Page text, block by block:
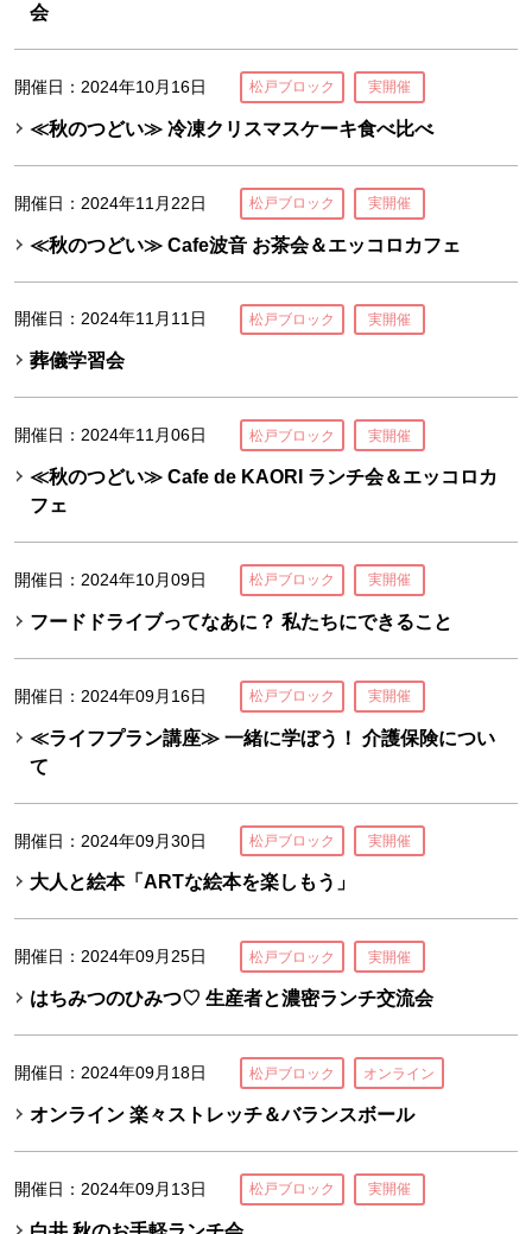
会
開催日：2024年10月16日 松戸ブロック 実開催
≪秋のつどい≫ 冷凍クリスマスケーキ食べ比べ
開催日：2024年11月22日 松戸ブロック 実開催
≪秋のつどい≫ Cafe波音 お茶会＆エッコロカフェ
開催日：2024年11月11日 松戸ブロック 実開催
葬儀学習会
開催日：2024年11月06日 松戸ブロック 実開催
≪秋のつどい≫ Cafe de KAORI ランチ会＆エッコロカ
フェ
開催日：2024年10月09日 松戸ブロック 実開催
フードドライブってなあに？ 私たちにできること
開催日：2024年09月16日 松戸ブロック 実開催
≪ライフプラン講座≫ 一緒に学ぼう！ 介護保険につい
て
開催日：2024年09月30日 松戸ブロック 実開催
大人と絵本「ARTな絵本を楽しもう」
開催日：2024年09月25日 松戸ブロック 実開催
はちみつのひみつ♡ 生産者と濃密ランチ交流会
開催日：2024年09月18日 松戸ブロック オンライン
オンライン 楽々ストレッチ＆バランスボール
開催日：2024年09月13日 松戸ブロック 実開催